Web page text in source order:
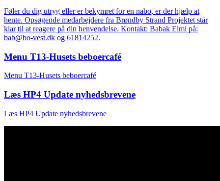
Føler du dig utryg eller er bekymret for en nabo, er der hjælp at
hente. Opsøgende medarbejdere fra Brøndby Strand Projektet står
klar til at reagere på din henvendelse. Kontakt: Babak Elmi på:
bab@bo-vest.dk og 61814252.
Menu T13-Husets beboercafé
Menu T13-Husets beboercafé
Læs HP4 Update nyhedsbrevene
Læs HP4 Update nyhedsbrevene